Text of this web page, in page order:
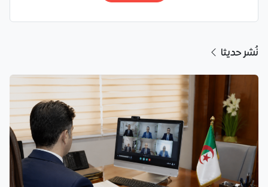
نُشر حديثا